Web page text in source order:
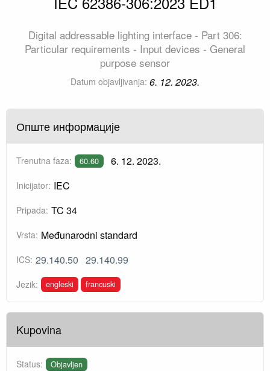
Digital addressable lighting interface - Part 306:
Particular requirements - Input devices - General
purpose sensor
Datum objavljivanja: 6. 12. 2023.
Опште информације
Trenutna faza: 60.60 6. 12. 2023.
Inicijator: IEC
Pripada: TC 34
Vrsta: Međunarodni standard
ICS: 29.140.50 29.140.99
Jezik: engleski francuski
Kupovina
Status: Objavljen